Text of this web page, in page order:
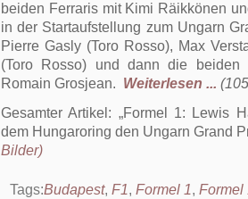
beiden Ferraris mit Kimi Räikkönen
in der Startaufstellung zum Ungarn
Pierre Gasly (Toro Rosso), Max
(Toro Rosso) und dann die
Romain Grosjean. Weiterlesen ...
Gesamter Artikel:
Formel 1: Lewis
dem Hungaroring den Ungarn Grand
Bilder)
Tags:Budapest, F1, Formel 1, Formel